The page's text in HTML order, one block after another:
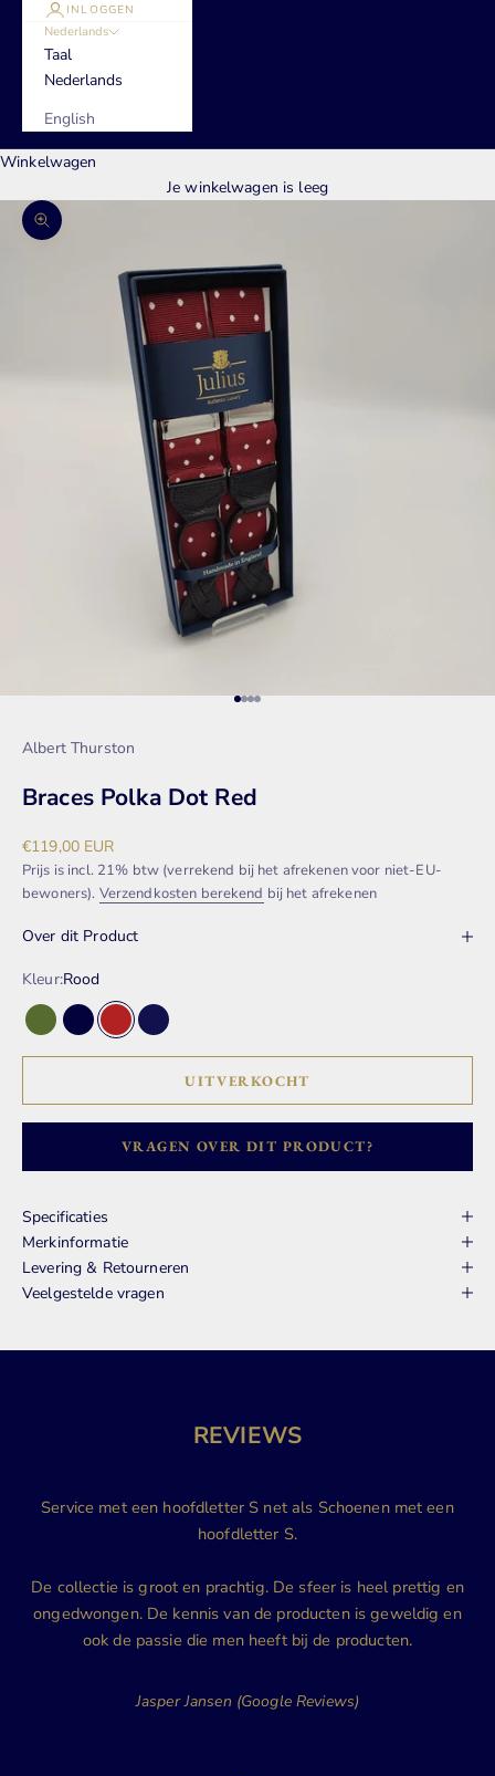
INLOGGEN
Nederlands
Taal
Nederlands
English
Winkelwagen
Je winkelwagen is leeg
In-/uitzoomen
Naar artikel 1
Naar artikel 2
Naar artikel 3
Naar artikel 4
Albert Thurston
Braces Polka Dot Red
Aanbiedingsprijs
€119,00 EUR
Prijs is incl. 21% btw (verrekend bij het afrekenen voor niet-EU-
bewoners). Verzendkosten berekend bij het afrekenen
Over dit Product
Kleur:Rood
GroenNavyRoodBlauw
UITVERKOCHT
VRAGEN OVER DIT PRODUCT?
Specificaties
Merkinformatie
Levering & Retourneren
Veelgestelde vragen
REVIEWS
Service met een hoofdletter S net als Schoenen met een
hoofdletter S.
De collectie is groot en prachtig. De sfeer is heel prettig en
ongedwongen. De kennis van de producten is geweldig en
ook de passie die men heeft bij de producten.
Jasper Jansen (Google Reviews)